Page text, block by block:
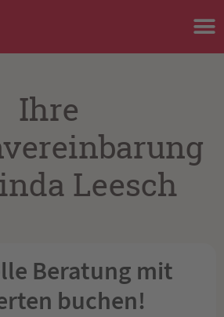
Ihre
Leesch
Beratung mit
buchen!